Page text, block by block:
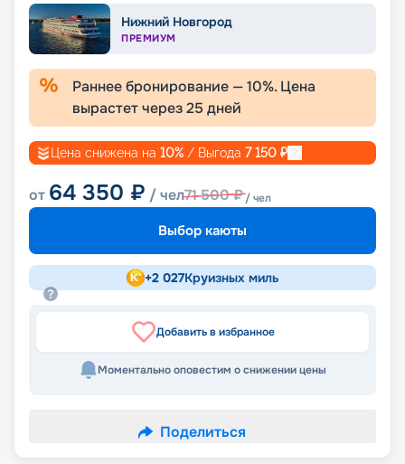
Нижний Новгород
ПРЕМИУМ
Раннее бронирование —10%. Цена
вырастет через25 дней
Цена снижена на 10% / Выгода 7 150 ₽
от 64 350 ₽ / чел71 500₽/ чел
Выбор каюты
+2 027Круизных миль
Добавить в избранное
Моментально оповестим о снижении цены
Поделиться